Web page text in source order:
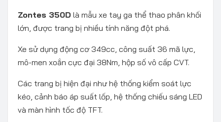
Zontes 350D là mẫu xe tay ga thể thao phân khối
lớn, được trang bị nhiều tính năng đột phá.
Xe sử dụng động cơ 349cc, công suất 36 mã lực,
mô-men xoắn cực đại 38Nm, hộp số vô cấp CVT.
Các trang bị hiện đại như hệ thống kiểm soát lực
kéo, cảnh báo áp suất lốp, hệ thống chiếu sáng LED
và màn hình tốc độ TFT.